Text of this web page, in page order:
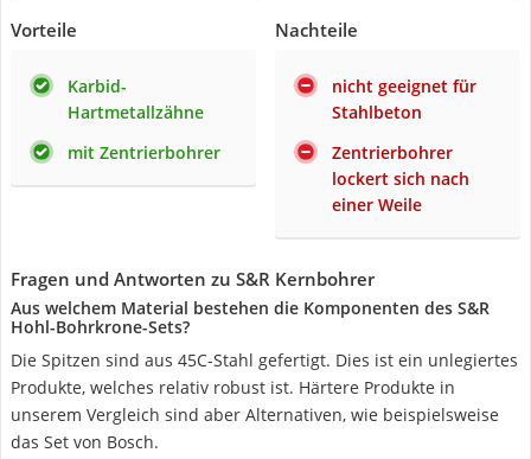
Vorteile
Karbid-
Hartmetallzähne
mit Zentrierbohrer
Nachteile
nicht geeignet für
Stahlbeton
Zentrierbohrer
lockert sich nach
einer Weile
Fragen und Antworten zu S&R Kernbohrer
Aus welchem Material bestehen die Komponenten des S&R
Hohl-Bohrkrone-Sets?
Die Spitzen sind aus 45C-Stahl gefertigt. Dies ist ein unlegiertes
Produkte, welches relativ robust ist. Härtere Produkte in
unserem Vergleich sind aber Alternativen, wie beispielsweise
das Set von Bosch.